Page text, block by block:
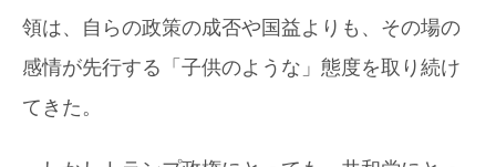
領は、自らの政策の成否や国益よりも、その場の
感情が先行する「子供のような」態度を取り続け
てきた。